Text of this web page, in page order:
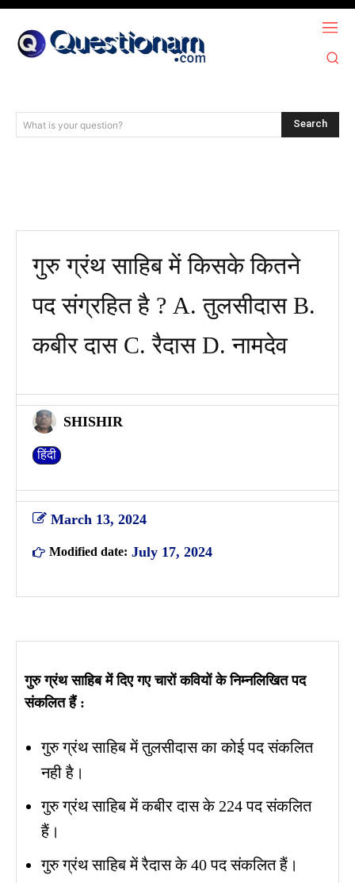
What is your question? Search
गुरु ग्रंथ साहिब में किसके कितने
पद संग्रहित है ? A. तुलसीदास B.
कबीर दास C. रैदास D. नामदेव
SHISHIR
हिंदी
March 13, 2024
Modified date: July 17, 2024
गुरु ग्रंथ साहिब में दिए गए चारों कवियों के निम्नलिखित पद
संकलित हैं :
गुरु ग्रंथ साहिब में तुलसीदास का कोई पद संकलित
नही है।
गुरु ग्रंथ साहिब में कबीर दास के 224 पद संकलित
हैं।
गुरु ग्रंथ साहिब में रैदास के 40 पद संकलित हैं।